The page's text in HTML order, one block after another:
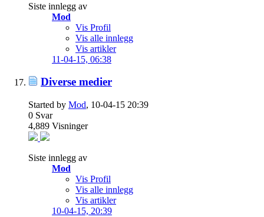
Siste innlegg av
Mod
Vis Profil
Vis alle innlegg
Vis artikler
11-04-15, 06:38
Diverse medier
Started by Mod, 10-04-15 20:39
0 Svar
4,889 Visninger
Siste innlegg av
Mod
Vis Profil
Vis alle innlegg
Vis artikler
10-04-15, 20:39